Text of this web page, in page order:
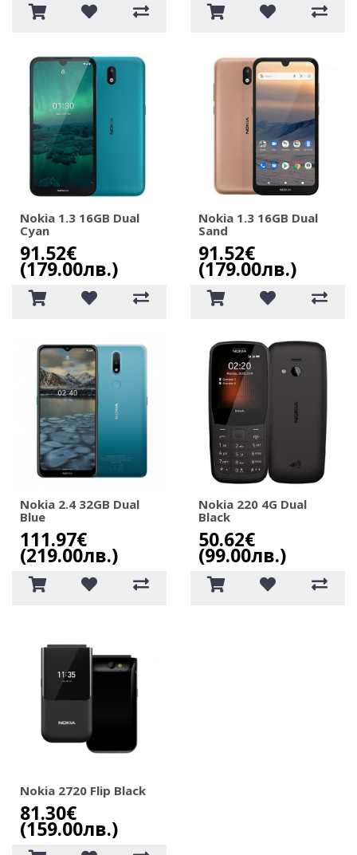
Nokia 1.3 16GB Dual
Cyan
91.52€
(179.00лв.)
Nokia 1.3 16GB Dual
Sand
91.52€
(179.00лв.)
Nokia 2.4 32GB Dual
Blue
111.97€
(219.00лв.)
Nokia 220 4G Dual
Black
50.62€
(99.00лв.)
Nokia 2720 Flip Black
81.30€
(159.00лв.)